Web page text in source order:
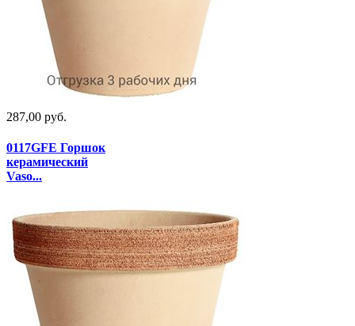
287,00 руб.
0117GFE Горшок
керамический
Vaso...